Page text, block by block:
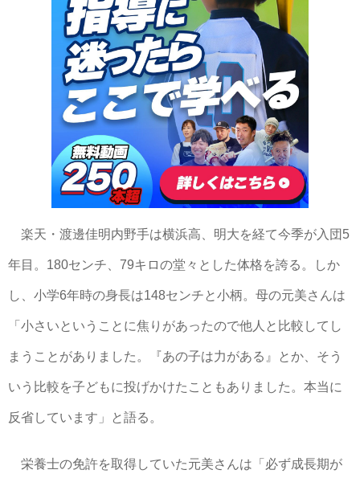
楽天・渡邊佳明内野手は横浜高、明大を経て今季が入団5
年目。180センチ、79キロの堂々とした体格を誇る。しか
し、小学6年時の身長は148センチと小柄。母の元美さんは
「小さいということに焦りがあったので他人と比較してし
まうことがありました。『あの子は力がある』とか、そう
いう比較を子どもに投げかけたこともありました。本当に
反省しています」と語る。
栄養士の免許を取得していた元美さんは「必ず成長期が